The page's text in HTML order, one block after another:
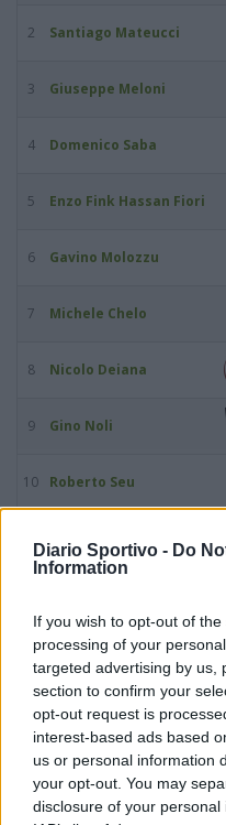
Diario Sportivo - Do
Information
If you wish to opt-out of
processing of your
targeted advertising by us,
section to confirm your
opt-out request is
interest-based ads based
us or personal information
your opt-out. You may
disclosure of your
2 Santiago Mateucci
3 Giuseppe Meloni
4 Domenico Saba
5 Enzo Fink Hassan Fiori
6 Gavino Molozzu
7 Michele Chelo
8 Nicolo Deiana
9 Gino Noli
10 Roberto Seu
13 Augusto Bonivardi
Ignacio Marroquin
15 Agustin Meli
Antonio Mossa